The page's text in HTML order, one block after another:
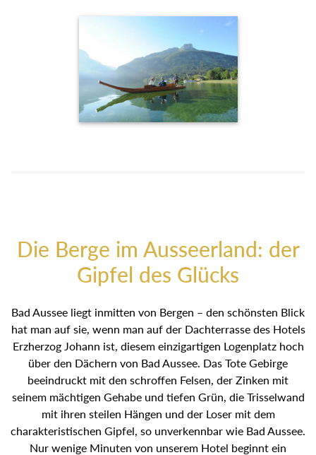
Die Berge im Ausseerland: der
Gipfel des Glücks
Bad Aussee liegt inmitten von Bergen – den schönsten Blick
hat man auf sie, wenn man auf der Dachterrasse des Hotels
Erzherzog Johann ist, diesem einzigartigen Logenplatz hoch
über den Dächern von Bad Aussee. Das Tote Gebirge
beeindruckt mit den schroffen Felsen, der Zinken mit
seinem mächtigen Gehabe und tiefen Grün, die Trisselwand
mit ihren steilen Hängen und der Loser mit dem
charakteristischen Gipfel, so unverkennbar wie Bad Aussee.
Nur wenige Minuten von unserem Hotel beginnt ein